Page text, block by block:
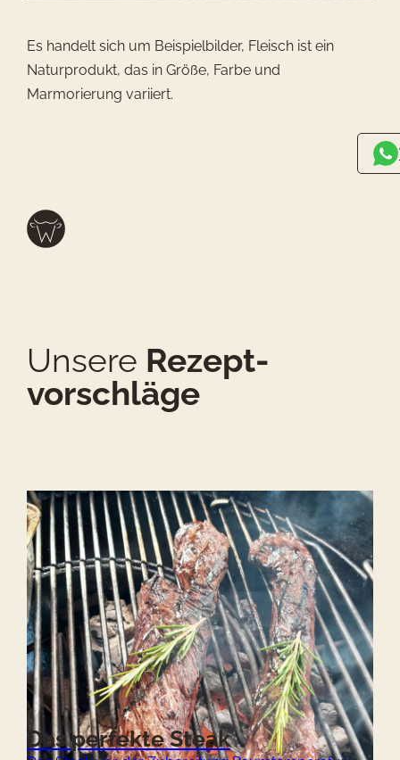
Es handelt sich um Beispielbilder, Fleisch ist ein
Naturprodukt, das in Größe, Farbe und
Marmorierung variiert.
Unsere Rezept-
vorschläge
Das perfekte Steak